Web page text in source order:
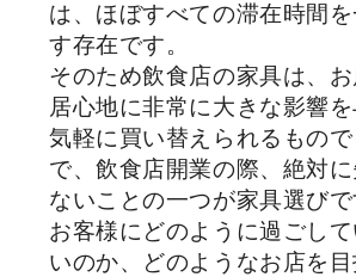
は、ほぼすべての滞在時間
す存在です。
そのため飲食店の家具は、
居心地に非常に大きな影響を
気軽に買い替えられるもの
で、飲食店開業の際、絶対に
ないことの一つが家具選びで
お客様にどのように過ごし
いのか、どのようなお店を